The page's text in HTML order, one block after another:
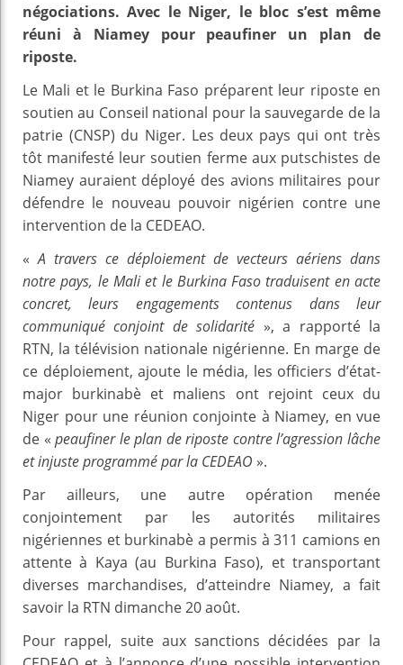
négociations. Avec le Niger, le bloc s’est même
réuni à Niamey pour peaufiner un plan de
riposte.
Le Mali et le Burkina Faso préparent leur riposte en
soutien au Conseil national pour la sauvegarde de la
patrie (CNSP) du Niger. Les deux pays qui ont très
tôt manifesté leur soutien ferme aux putschistes de
Niamey auraient déployé des avions militaires pour
défendre le nouveau pouvoir nigérien contre une
intervention de la CEDEAO.
«A travers ce déploiement de vecteurs aériens dans
notre pays, le Mali et le Burkina Faso traduisent en acte
concret, leurs engagements contenus dans leur
communiqué conjoint de solidarité », a rapporté la
RTN, la télévision nationale nigérienne. En marge de
ce déploiement, ajoute le média, les officiers d’état-
major burkinabè et maliens ont rejoint ceux du
Niger pour une réunion conjointe à Niamey, en vue
de «peaufiner le plan de riposte contre l’agression lâche
et injuste programmé par la CEDEAO ».
Par ailleurs, une autre opération menée
conjointement par les autorités militaires
nigériennes et burkinabè a permis à 311 camions en
attente à Kaya (au Burkina Faso), et transportant
diverses marchandises, d’atteindre Niamey, a fait
savoir la RTN dimanche 20 août.
Pour rappel, suite aux sanctions décidées par la